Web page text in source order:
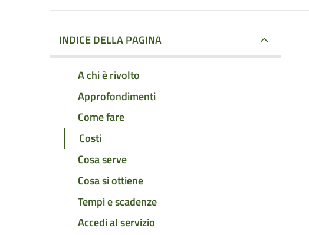
INDICE DELLA PAGINA
A chi è rivolto
Approfondimenti
Come fare
Costi
Cosa serve
Cosa si ottiene
Tempi e scadenze
Accedi al servizio